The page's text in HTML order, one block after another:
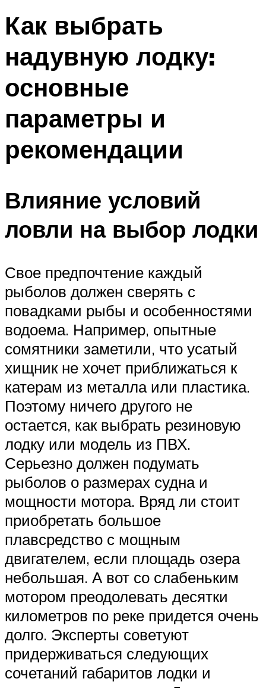
Как выбрать
надувную лодку:
основные
параметры и
рекомендации
Влияние условий
ловли на выбор лодки
Свое предпочтение каждый
рыболов должен сверять с
повадками рыбы и особенностями
водоема. Например, опытные
сомятники заметили, что усатый
хищник не хочет приближаться к
катерам из металла или пластика.
Поэтому ничего другого не
остается, как выбрать резиновую
лодку или модель из ПВХ.
Серьезно должен подумать
рыболов о размерах судна и
мощности мотора. Вряд ли стоит
приобретать большое
плавсредство с мощным
двигателем, если площадь озера
небольшая. А вот со слабеньким
мотором преодолевать десятки
километров по реке придется очень
долго. Эксперты советуют
придерживаться следующих
сочетаний габаритов лодки и